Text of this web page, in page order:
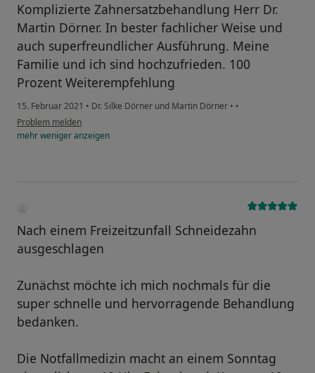
Komplizierte Zahnersatzbehandlung Herr Dr.
Martin Dörner. In bester fachlicher Weise und
auch superfreundlicher Ausführung. Meine
Familie und ich sind hochzufrieden. 100
Prozent Weiterempfehlung
15. Februar 2021 • Dr. Silke Dörner und Martin Dörner • •
Problem melden
mehrwenigeranzeigen
Nach einem Freizeitzunfall Schneidezahn
ausgeschlagen
Zunächst möchte ich mich nochmals für die
super schnelle und hervorragende Behandlung
bedanken.
Die Notfallmedizin macht an einem Sonntag